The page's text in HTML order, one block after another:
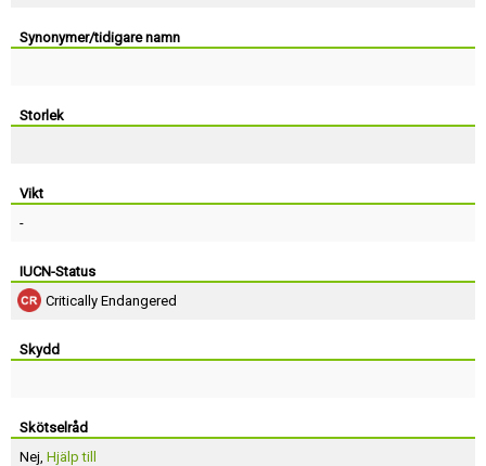
Synonymer/tidigare namn
Storlek
Vikt
-
IUCN-Status
Critically Endangered
Skydd
Skötselråd
Nej, Hjälp till